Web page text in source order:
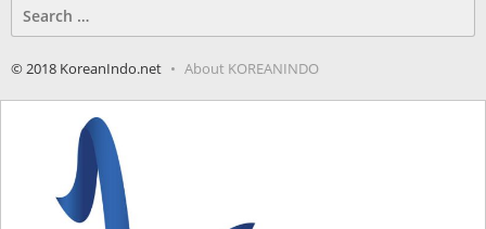
for:
© 2018 KoreanIndo.net About KOREANINDO